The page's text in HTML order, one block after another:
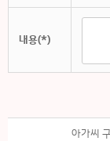
내용(*)
아가씨